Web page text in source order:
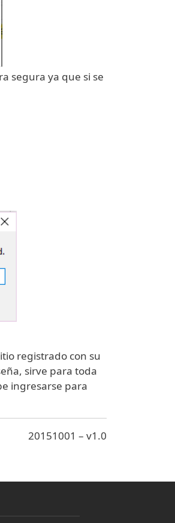
segura ya que si se
registrado con su
sirve para toda
ingresarse para
20151001 – v1.0